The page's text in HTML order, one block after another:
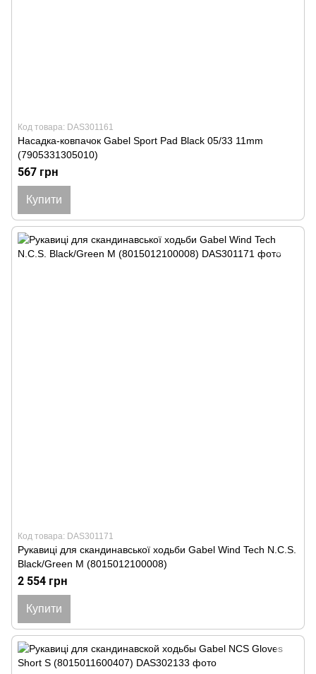
Код товара: DAS301161
Насадка-ковпачок Gabel Sport Pad Black 05/33 11mm
(7905331305010)
567 грн
Купити
Код товара: DAS301171
Рукавиці для скандинавської ходьби Gabel Wind Tech N.C.S.
Black/Green M (8015012100008)
2 554 грн
Купити